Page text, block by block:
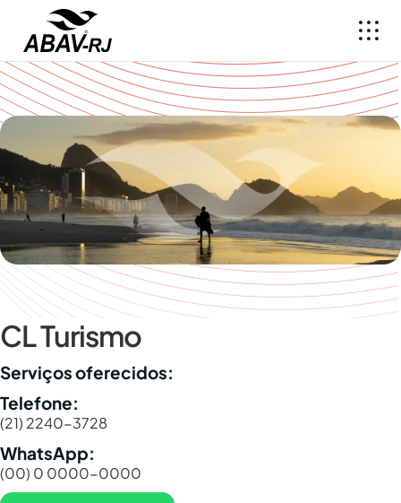
CL Turismo
Serviços oferecidos:
Telefone:
(21) 2240-3728
WhatsApp:
(00) 0 0000-0000